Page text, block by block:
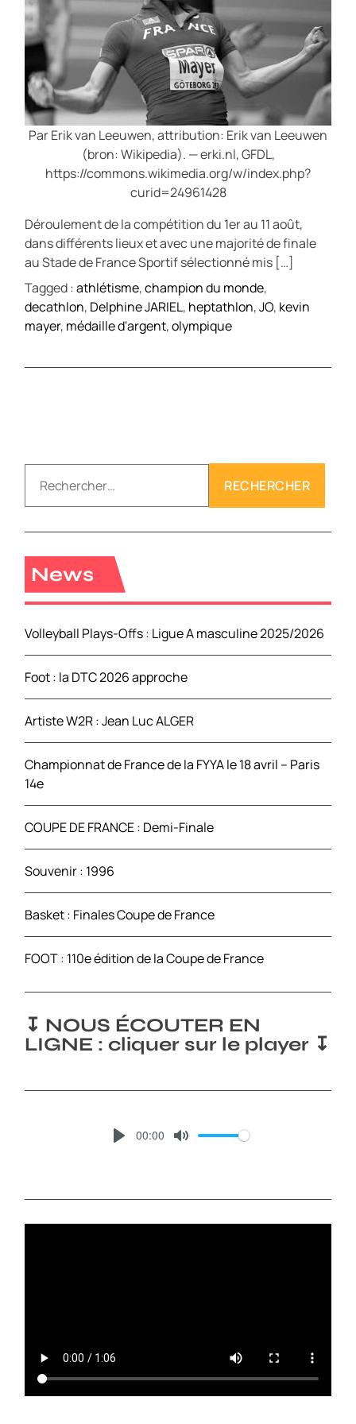
Par Erik van Leeuwen, attribution: Erik van Leeuwen
(bron: Wikipedia). — erki.nl, GFDL,
https://commons.wikimedia.org/w/index.php?
curid=24961428
Déroulement de la compétition du 1er au 11 août,
dans différents lieux et avec une majorité de finale
au Stade de France Sportif sélectionné mis […]
Tagged :athlétisme,champion du monde,
decathlon, Delphine JARIEL, heptathlon,JO, kevin
mayer, médaille d'argent,olympique
c
h
h
e
r
:
News
Volleyball Plays-Offs : Ligue A masculine 2025/2026
Foot : la DTC 2026 approche
Artiste W2R : Jean Luc ALGER
Championnat de France de la FYYA le 18 avril – Paris
14e
COUPE DE FRANCE : Demi-Finale
Souvenir : 1996
Basket : Finales Coupe de France
FOOT : 110e édition de la Coupe de France
↧ NOUS ÉCOUTER EN
LIGNE : cliquer sur le player ↧
A
00:00
T